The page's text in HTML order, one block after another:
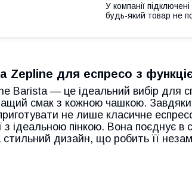
У компанії
будь-який товар не
Zepline для еспресо з
Barista — це ідеальний вибір для
смак з кожною чашкою. Завдяки
не лише класичне
з ідеальною пінкою. Вона поєднує в
стильний дизайн, що робить її